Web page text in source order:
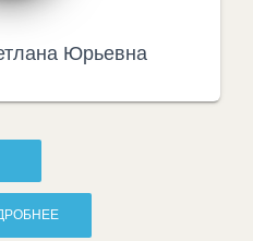
Юрьевна